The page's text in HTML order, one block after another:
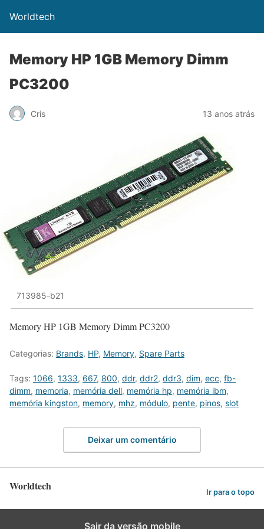
Worldtech
Memory HP 1GB Memory Dimm
PC3200
Cris 13 anos atrás
713985-b21
Memory HP 1GB Memory Dimm PC3200
Categorias: Brands, HP, Memory, Spare Parts
Tags: 1066, 1333, 667, 800, ddr, ddr2, ddr3, dim, ecc, fb-
dimm, memoria, memória dell, memória hp, memória ibm,
memória kingston, memory, mhz, módulo, pente, pinos, slot
Deixar um comentário
Worldtech Ir para o topo
Sair da versão mobile